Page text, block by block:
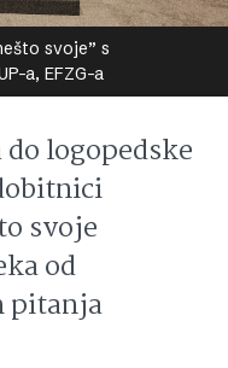
svoje” s
a, EFZG-a
logopedske
svoje
od
pitanja